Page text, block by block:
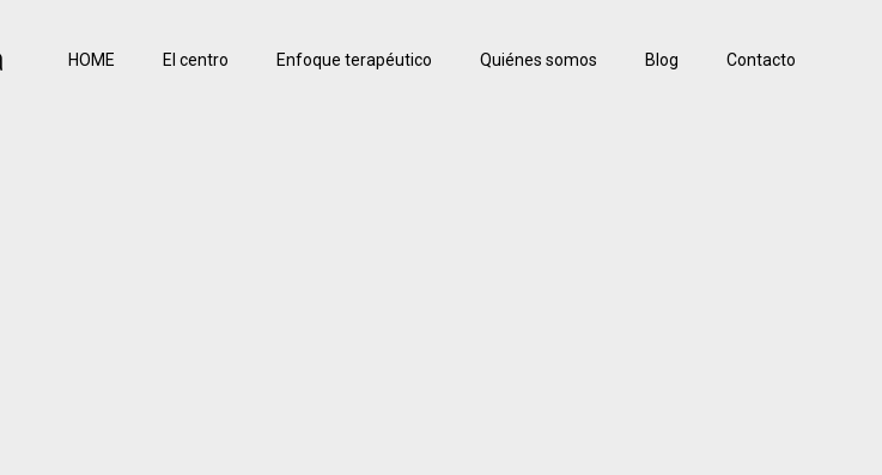
HOME El centro Enfoque terapéutico Quiénes somos Blog Contacto